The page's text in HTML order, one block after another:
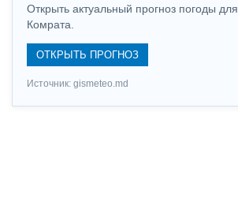
Открыть актуальный прогноз погоды для
Комрата.
ОТКРЫТЬ ПРОГНОЗ
Источник: gismeteo.md